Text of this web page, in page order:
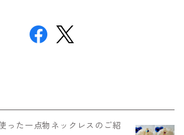
った一点物ネックレスのご紹